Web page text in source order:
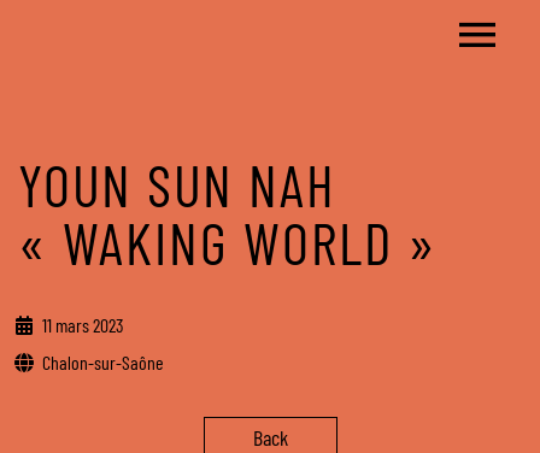
YOUN SUN NAH
« WAKING WORLD »
11 mars 2023
Chalon-sur-Saône
Back